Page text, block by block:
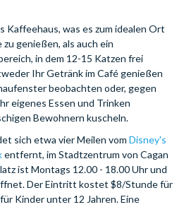
Kaffeehaus, was es zum idealen Ort
genießen, als auch ein
in dem 12-15 Katzen frei
Ihr Getränk im Café genießen
beobachten oder, gegen
eigenes Essen und Trinken
Bewohnern kuscheln.
sich etwa vier Meilen vom Disney's
entfernt, im Stadtzentrum von Cagan
ist Montags 12.00 - 18.00 Uhr und
Der Eintritt kostet $8/Stunde für
Kinder unter 12 Jahren. Eine